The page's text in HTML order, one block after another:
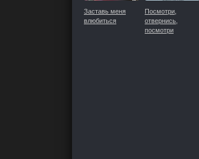
Заставь меня
влюбиться
Посмотри,
отвернись,
посмотри